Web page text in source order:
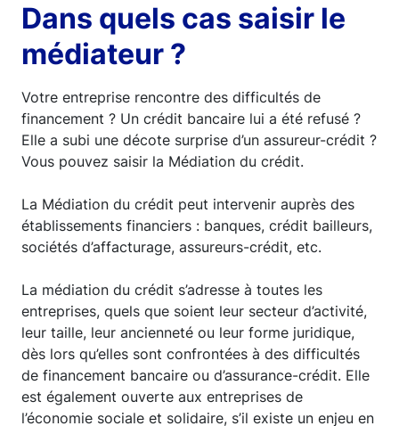
Dans quels cas saisir le
médiateur ?
Votre entreprise rencontre des difficultés de
financement ? Un crédit bancaire lui a été refusé ?
Elle a subi une décote surprise d’un assureur-crédit ?
Vous pouvez saisir la Médiation du crédit.
La Médiation du crédit peut intervenir auprès des
établissements financiers : banques, crédit bailleurs,
sociétés d’affacturage, assureurs-crédit, etc.
La médiation du crédit s’adresse à toutes les
entreprises, quels que soient leur secteur d’activité,
leur taille, leur ancienneté ou leur forme juridique,
dès lors qu’elles sont confrontées à des difficultés
de financement bancaire ou d’assurance-crédit. Elle
est également ouverte aux entreprises de
l’économie sociale et solidaire, s’il existe un enjeu en